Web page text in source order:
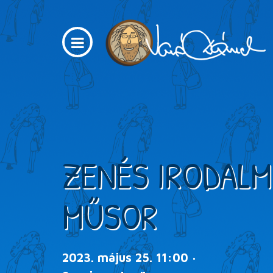
ZENÉS
MŰSOR
2023. május 25. 11:00 ·